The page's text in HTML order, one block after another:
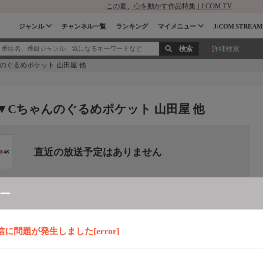
この夏、心を動かす作品特集 | J:COM TV
ジャンル チャンネル一覧 ランキング マイメニュー J:COM STREAM
詳細検索
ぐるめポケット 山田屋 他
に問題が発生しました[error]
ちゃんのぐるめポケット 山田屋 他
直近の放送予定はありません